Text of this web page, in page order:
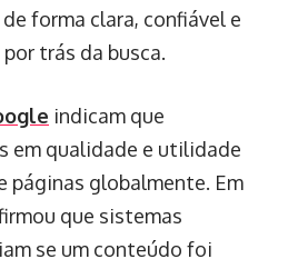
forma clara, confiável e
trás da busca.
indicam que
em qualidade e utilidade
páginas globalmente. Em
que sistemas
se um conteúdo foi